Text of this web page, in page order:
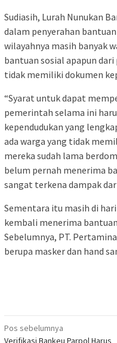
Sudiasih, Lurah Nunukan
dalam penyerahan
wilayahnya masih banyak
bantuan sosial apapun
tidak memiliki dokumen
“Syarat untuk dapat
pemerintah selama ini
kependudukan yang
ada warga yang tidak
mereka sudah lama
belum pernah menerima
sangat terkena dampak
Sementara itu masih di
kembali menerima
Sebelumnya, PT.
berupa masker dan hand
Navigasi
Pos sebelumnya
Verifikasi Bankeu Parpol Harus